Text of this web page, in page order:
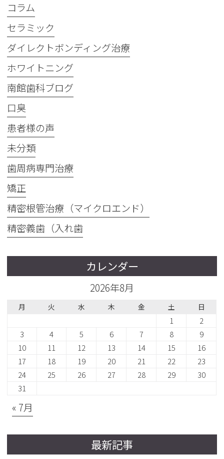
コラム
セラミック
ダイレクトボンディング治療
ホワイトニング
南館歯科ブログ
口臭
患者様の声
未分類
歯周病専門治療
矯正
精密根管治療（マイクロエンド）
精密義歯（入れ歯
カレンダー
2026年8月
月 火 水 木 金 土 日
1
2
3
4 5 6 7 8
9
10
11 12 13 14 15
16
17
18 19 20 21 22
23
24
25 26 27 28 29
30
31
« 7月
最新記事